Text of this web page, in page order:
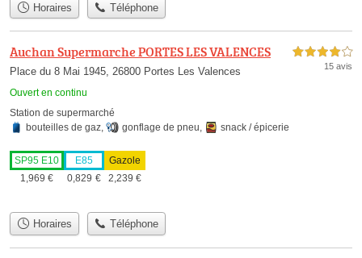
Horaires Téléphone
Auchan Supermarche PORTES LES VALENCES
Place du 8 Mai 1945, 26800 Portes Les Valences
Ouvert en continu
4,0 étoiles sur 5
15 avis
Station de supermarché
bouteilles de gaz, gonflage de pneu, snack / épicerie
SP95 E10
1,969 €
E85
0,829 €
Gazole
2,239 €
Horaires Téléphone